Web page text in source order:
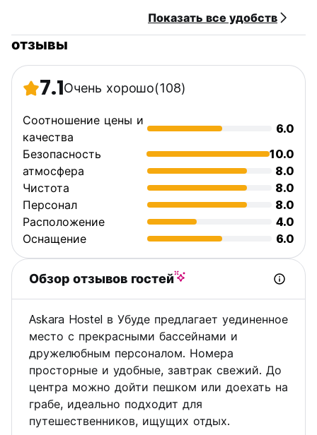
Показать все удобств
отзывы
7.1Очень хорошо(108)
Соотношение цены и
качества
6.0
Безопасность
10.0
атмосфера
8.0
Чистота
8.0
Персонал
8.0
Расположение
4.0
Оснащение
6.0
Обзор отзывов гостей
Askara Hostel в Убуде предлагает уединенное
место с прекрасными бассейнами и
дружелюбным персоналом. Номера
просторные и удобные, завтрак свежий. До
центра можно дойти пешком или доехать на
грабе, идеально подходит для
путешественников, ищущих отдых.